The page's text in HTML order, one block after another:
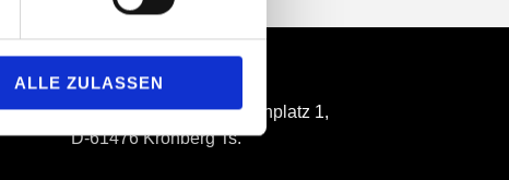
ALLE ZULASSEN
Location
Casals Forum: Beethovenplatz 1,
D-61476 Kronberg Ts.